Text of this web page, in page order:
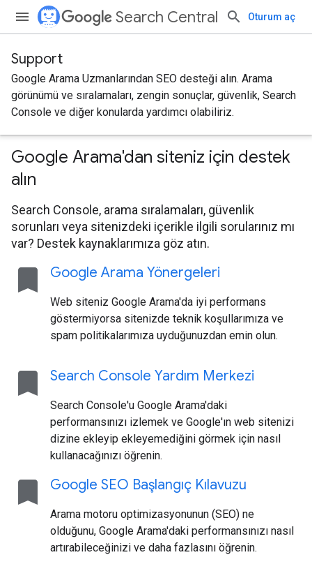
Search Central Oturum aç
Support
Google Arama Uzmanlarından SEO desteği alın. Arama
görünümü ve sıralamaları, zengin sonuçlar, güvenlik, Search
Console ve diğer konularda yardımcı olabiliriz.
Google Arama'dan siteniz için destek
alın
Search Console, arama sıralamaları, güvenlik
sorunları veya sitenizdeki içerikle ilgili sorularınız mı
var? Destek kaynaklarımıza göz atın.
bookmark Google Arama Yönergeleri
Web siteniz Google Arama'da iyi performans
göstermiyorsa sitenizde teknik koşullarımıza ve
spam politikalarımıza uyduğunuzdan emin olun.
bookmark Search Console Yardım Merkezi
Search Console'u Google Arama'daki
performansınızı izlemek ve Google'ın web sitenizi
dizine ekleyip ekleyemediğini görmek için nasıl
kullanacağınızı öğrenin.
bookmark Google SEO Başlangıç Kılavuzu
Arama motoru optimizasyonunun (SEO) ne
olduğunu, Google Arama'daki performansınızı nasıl
artırabileceğinizi ve daha fazlasını öğrenin.